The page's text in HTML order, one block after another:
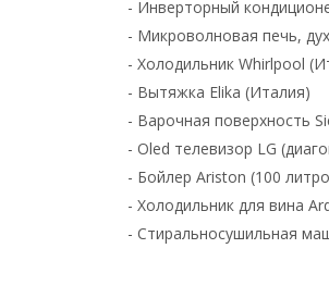
- Инверторный
- Микроволновая печь,
- Холодильник Whirlpool
- Вытяжка Elika (Италия)
- Варочная поверхность
- Oled телевизор LG
- Бойлер Ariston (100
- Холодильник для вина
- Стиральносушильная